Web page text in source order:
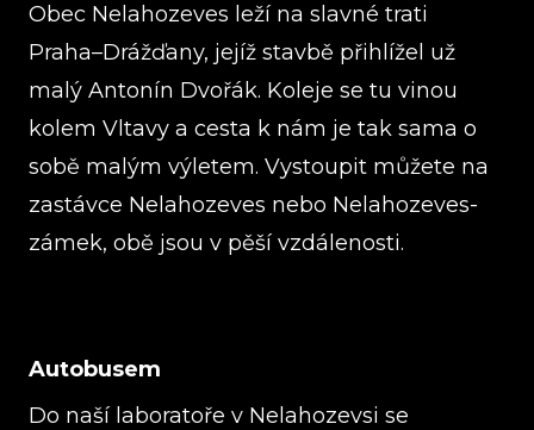
Obec Nelahozeves leží na slavné trati
Praha–Drážďany, jejíž stavbě přihlížel už
malý Antonín Dvořák. Koleje se tu vinou
kolem Vltavy a cesta k nám je tak sama o
sobě malým výletem. Vystoupit můžete na
zastávce Nelahozeves nebo Nelahozeves-
zámek, obě jsou v pěší vzdálenosti.
Autobusem
Do naší laboratoře v Nelahozevsi se